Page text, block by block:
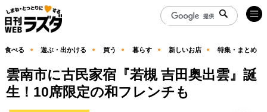
食べる 遊ぶ・出かける 買う 暮らす 新しいお店 特集・まとめ
雲南市に古民家宿『若槻 吉田奥出雲』誕
生！10席限定の和フレンチも